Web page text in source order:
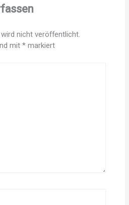
nicht veröffentlicht.
mit*markiert